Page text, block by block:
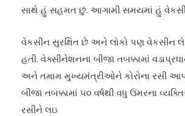
સાથે હું સહમત છું. આગામી સમયમાં હું
વેકસીન સુરક્ષિત છે અને લોકો પણ વેકસીન
હતી. વેક્સીનેશનના બીજા તબક્કામાં
અને તમામ મુખ્યમંત્રીઓને કોરોના રસી
બીજા તબક્કામાં ૫૦ વર્ષથી વધુ ઉંમરના
રસીને લઇ